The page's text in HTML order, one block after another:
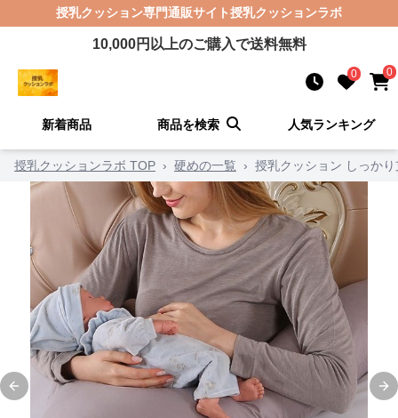
授乳クッション専門通販サイト授乳クッションラボ
10,000円以上のご購入で送料無料
0 0
新着商品 商品を検索 人気ランキング
授乳クッションラボ TOP › 硬めの一覧 › 授乳クッション しっか
Previous slide